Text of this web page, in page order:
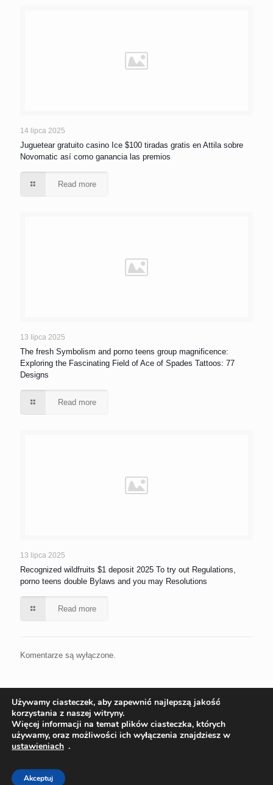
14 lipca 2025
Juguetear gratuito casino Ice $100 tiradas gratis en Attila sobre
Novomatic así­ como ganancia las premios
Read more
13 lipca 2025
The fresh Symbolism and porno teens group magnificence:
Exploring the Fascinating Field of Ace of Spades Tattoos: 77
Designs
Read more
13 lipca 2025
Recognized wildfruits $1 deposit 2025 To try out Regulations,
porno teens double Bylaws and you may Resolutions
Read more
Komentarze są wyłączone.
© 2022 Ekoinstal Roman Piłat | Wszelkie prawa zastrzeżone
Używamy ciasteczek, aby zapewnić najlepszą jakość
korzystania z naszej witryny.
Więcej informacji na temat plików ciasteczka, których
używamy, oraz możliwości ich wyłączenia znajdziesz w
ustawieniach .
Akceptuj